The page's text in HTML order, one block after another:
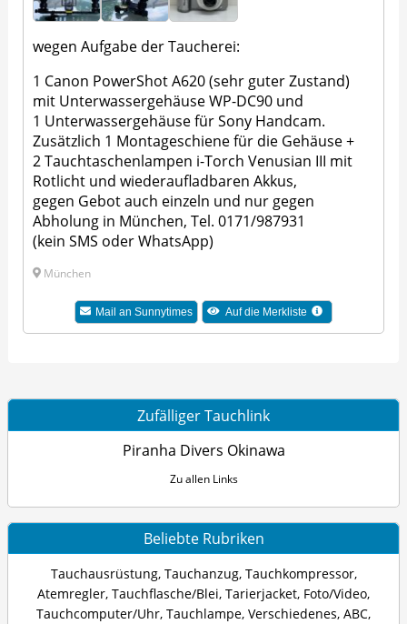
wegen Aufgabe der Taucherei:
1 Canon PowerShot A620 (sehr guter Zustand)
mit Unterwassergehäuse WP-DC90 und
1 Unterwassergehäuse für Sony Handcam.
Zusätzlich 1 Montageschiene für die Gehäuse +
2 Tauchtaschenlampen i-Torch Venusian III mit
Rotlicht und wiederaufladbaren Akkus,
gegen Gebot auch einzeln und nur gegen
Abholung in München, Tel. 0171/987931
(kein SMS oder WhatsApp)
München
Mail an Sunnytimes Auf die Merkliste
Zufälliger Tauchlink
Piranha Divers Okinawa
Zu allen Links
Beliebte Rubriken
Tauchausrüstung, Tauchanzug, Tauchkompressor,
Atemregler, Tauchflasche/Blei, Tarierjacket, Foto/Video,
Tauchcomputer/Uhr, Tauchlampe, Verschiedenes, ABC,